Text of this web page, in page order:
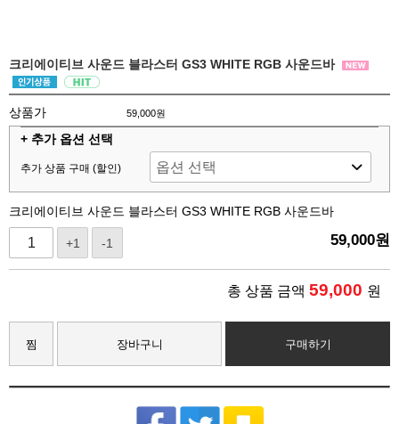
크리에이티브 사운드 블라스터 GS3 WHITE RGB 사운드바
상품가 59,000원
+ 추가 옵션 선택
추가 상품 구매 (할인)
크리에이티브 사운드 블라스터 GS3 WHITE RGB 사운드바
+1 -1 59,000원
총 상품 금액 59,000 원
찜 장바구니 구매하기